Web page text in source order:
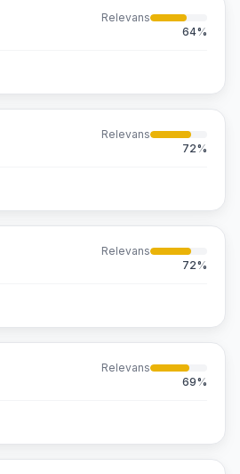
Relevans
64%
Relevans
72%
Relevans
72%
Relevans
69%